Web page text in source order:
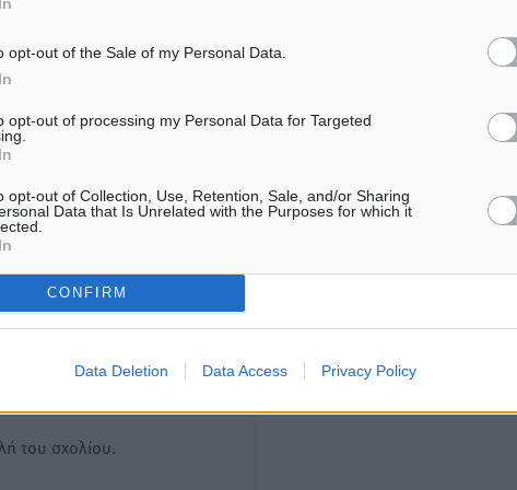
opt-out of the Sale of my Personal Data.
opt-out of processing my Personal Data for Targeted
opt-out of Collection, Use, Retention, Sale, and/or Sharing
Data that Is Unrelated with the Purposes for which it
CONFIRM
Data Deletion Data Access Privacy Policy
ευχαριστιών στο γήπεδο,
· 16:50
Η Δημοκρατική δεν υιοθετεί
όποια σχόλια θεωρούμε
Χρήστες που δεν τηρούν
του σχολίου.
Υπενθύμιση:
είδησης από άλλες ιστοσελίδες